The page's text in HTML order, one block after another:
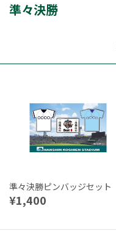
準々決勝
準々決勝ピンバッジセット
¥1,400